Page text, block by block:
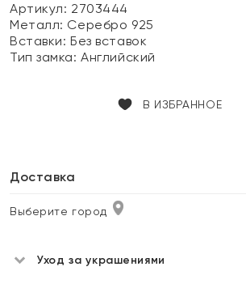
Артикул: 2703444
Металл: Серебро 925
Вставки:Без вставок
Тип замка:Английский
В ИЗБРАННОЕ
Доставка
Выберите город
Уход за украшениями